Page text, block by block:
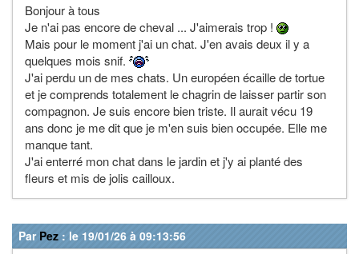
Bonjour à tous
Je n'ai pas encore de cheval ... J'aimerais trop !
Mais pour le moment j'ai un chat. J'en avais deux il y a
quelques mois snif.
J'ai perdu un de mes chats. Un européen écaille de tortue
et je comprends totalement le chagrin de laisser partir son
compagnon. Je suis encore bien triste. Il aurait vécu 19
ans donc je me dit que je m'en suis bien occupée. Elle me
manque tant.
J'ai enterré mon chat dans le jardin et j'y ai planté des
fleurs et mis de jolis cailloux.
Par Pez : le 19/01/26 à 09:13:56